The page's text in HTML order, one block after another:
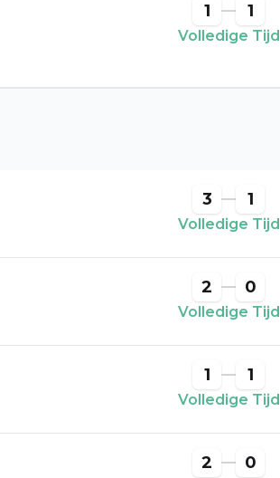
1 1
Volledige Tijd
3 1
Volledige Tijd
2 0
Volledige Tijd
1 1
Volledige Tijd
2 0